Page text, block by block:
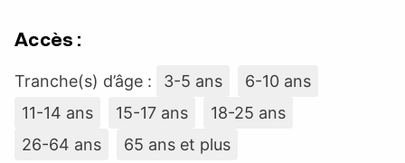
Accès :
Tranche(s) d’âge : 3-5 ans
6-10 ans
11-14 ans
15-17 ans
18-25 ans
26-64 ans
65 ans et plus